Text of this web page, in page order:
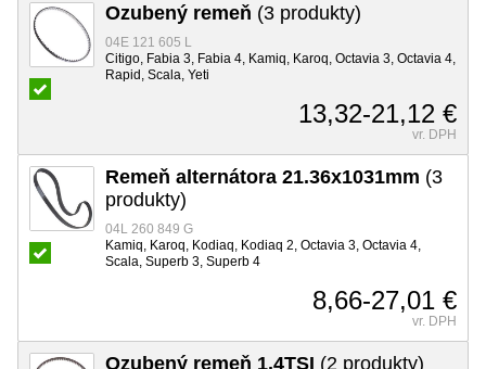
Ozubený remeň (3 produkty)
04E 121 605 L
Citigo, Fabia 3, Fabia 4, Kamiq, Karoq, Octavia 3, Octavia 4,
Rapid, Scala, Yeti
13,32-21,12 €
vr. DPH
Remeň alternátora 21.36x1031mm (3
produkty)
04L 260 849 G
Kamiq, Karoq, Kodiaq, Kodiaq 2, Octavia 3, Octavia 4,
Scala, Superb 3, Superb 4
8,66-27,01 €
vr. DPH
Ozubený remeň 1.4TSI (2 produkty)